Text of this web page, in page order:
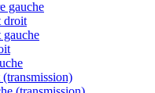
gauche
droit
gauche